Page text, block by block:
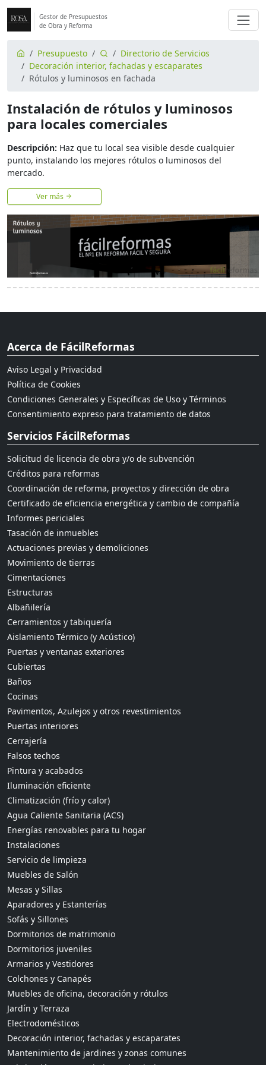
Gestor de Presupuestos
de Obra y Reforma
Presupuesto
Directorio de Servicios
Decoración interior, fachadas y escaparates
Rótulos y luminosos en fachada
Instalación de rótulos y luminosos
para locales comerciales
Descripción: Haz que tu local sea visible desde cualquier
punto, instalando los mejores rótulos o luminosos del
mercado.
Ver más
Acerca de FácilReformas
Aviso Legal y Privacidad
Política de Cookies
Condiciones Generales y Específicas de Uso y Términos
Consentimiento expreso para tratamiento de datos
Servicios FácilReformas
Solicitud de licencia de obra y/o de subvención
Créditos para reformas
Coordinación de reforma, proyectos y dirección de obra
Certificado de eficiencia energética y cambio de compañía
Informes periciales
Tasación de inmuebles
Actuaciones previas y demoliciones
Movimiento de tierras
Cimentaciones
Estructuras
Albañilería
Cerramientos y tabiquería
Aislamiento Térmico (y Acústico)
Puertas y ventanas exteriores
Cubiertas
Baños
Cocinas
Pavimentos, Azulejos y otros revestimientos
Puertas interiores
Cerrajería
Falsos techos
Pintura y acabados
Iluminación eficiente
Climatización (frío y calor)
Agua Caliente Sanitaria (ACS)
Energías renovables para tu hogar
Instalaciones
Servicio de limpieza
Muebles de Salón
Mesas y Sillas
Aparadores y Estanterías
Sofás y Sillones
Dormitorios de matrimonio
Dormitorios juveniles
Armarios y Vestidores
Colchones y Canapés
Muebles de oficina, decoración y rótulos
Jardín y Terraza
Electrodomésticos
Decoración interior, fachadas y escaparates
Mantenimiento de jardines y zonas comunes